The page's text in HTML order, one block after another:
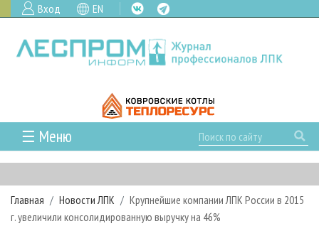
Вход EN
☰ Меню
ГЛАВНАЯ
РУБРИКИ И ТЕМЫ
РУБРИКИ ЖУРНАЛА
НОВОСТИ
Главная Новости ЛПК
Крупнейшие компании ЛПК России в 2015
г. увеличили консолидированную выручку на 46%